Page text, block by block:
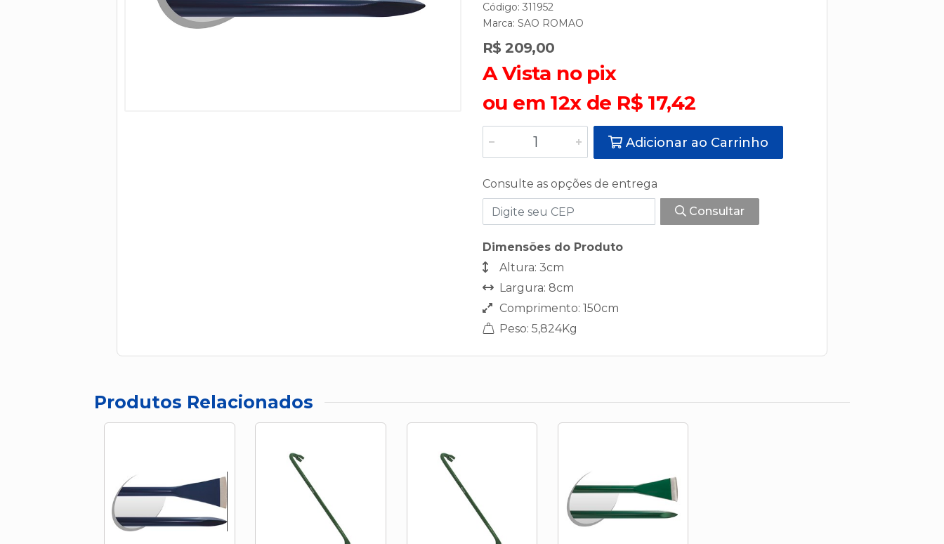
Código: 311952
Marca: SAO ROMAO
R$ 209,00
A Vista no pix
ou em 12x de R$ 17,42
Adicionar ao Carrinho
Consulte as opções de entrega
Consultar
Dimensões do Produto
Altura: 3cm
Largura: 8cm
Comprimento: 150cm
Peso: 5,824Kg
Produtos Relacionados